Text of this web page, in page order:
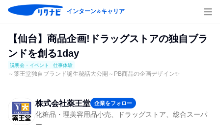
インターン＆キャリア
【仙台】商品企画!ドラッグストアの独自ブラ
ンドを創る1day
説明会・イベント 仕事体験
～薬王堂独自ブランド誕生秘話大公開～PB商品の企画デザイン✨
株式会社薬王堂 企業をフォロー
化粧品・理美容用品小売、ドラッグストア、総合スーパ
ー